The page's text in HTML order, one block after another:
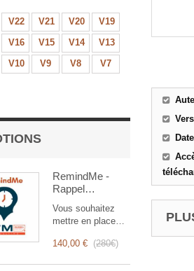
V22 V21 V20
V19
V16 V15 V14
V13
V10 V9 V8
V7
RemindMe -
Rappel
(mail,
événement,
notification)
Vous souhaitez
mettre en place
automatiques ?
140,00 € (280€)